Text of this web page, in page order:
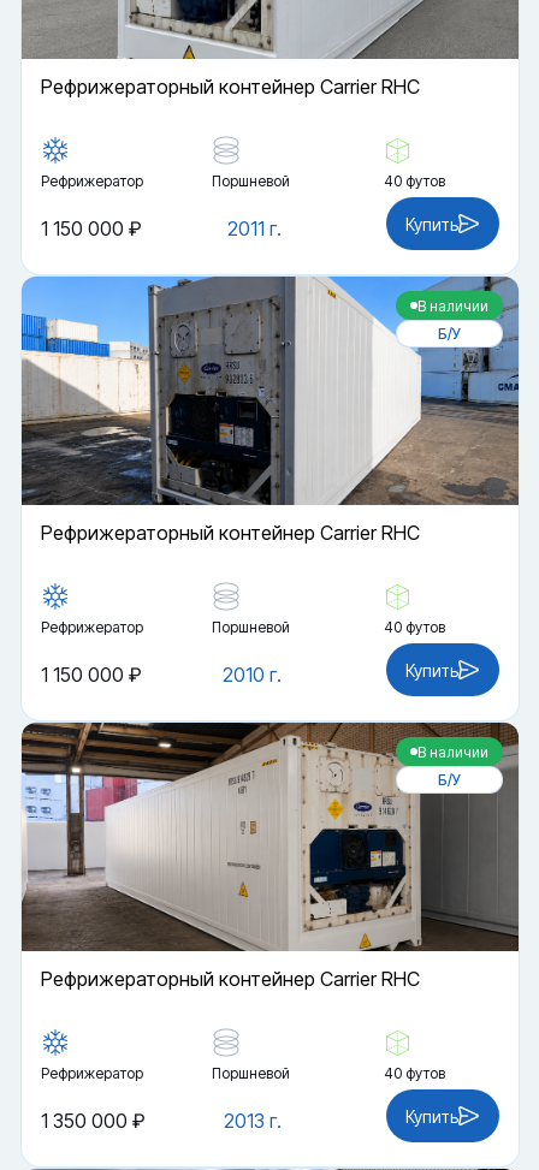
Рефрижераторный контейнер Carrier RHC
Рефрижератор Поршневой 40 футов
2011 г.
1 150 000 ₽ Купить
В наличии
Б/У
Рефрижераторный контейнер Carrier RHC
Рефрижератор Поршневой 40 футов
2010 г.
1 150 000 ₽ Купить
В наличии
Б/У
Рефрижераторный контейнер Carrier RHC
Рефрижератор Поршневой 40 футов
2013 г.
1 350 000 ₽ Купить